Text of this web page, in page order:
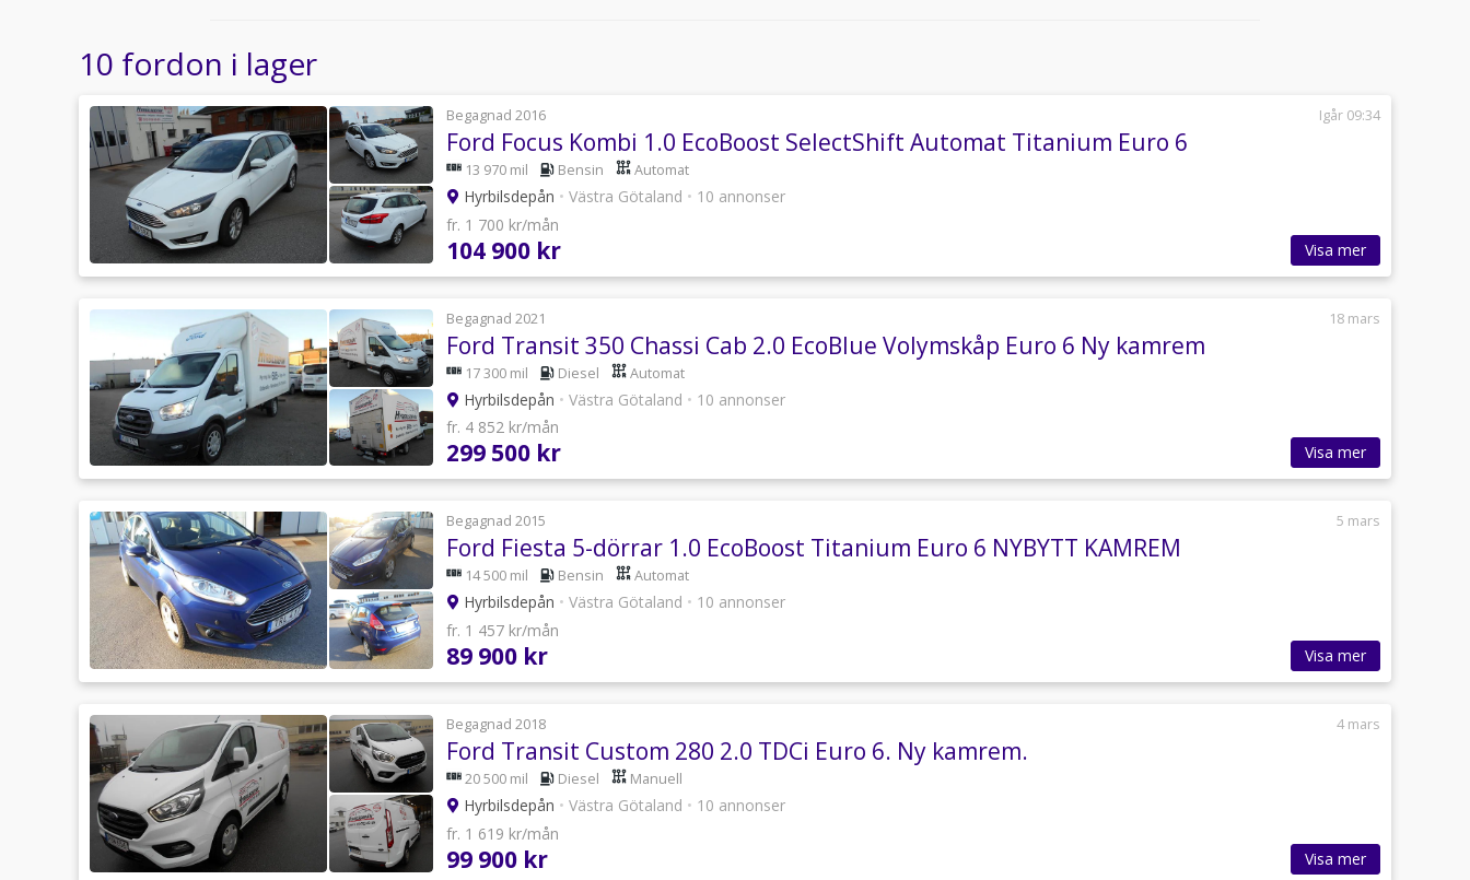
10 fordon i lager
Begagnad 2016 Igår 09:34
Ford Focus Kombi 1.0 EcoBoost SelectShift Automat Titanium Euro 6
13 970 mil Bensin Automat
Hyrbilsdepån • Västra Götaland • 10 annonser
fr. 1 700 kr/mån
104 900 kr Visa mer
Begagnad 2021 18 mars
Ford Transit 350 Chassi Cab 2.0 EcoBlue Volymskåp Euro 6 Ny kamrem
17 300 mil Diesel Automat
Hyrbilsdepån • Västra Götaland • 10 annonser
fr. 4 852 kr/mån
299 500 kr Visa mer
Begagnad 2015 5 mars
Ford Fiesta 5-dörrar 1.0 EcoBoost Titanium Euro 6 NYBYTT KAMREM
14 500 mil Bensin Automat
Hyrbilsdepån • Västra Götaland • 10 annonser
fr. 1 457 kr/mån
89 900 kr Visa mer
Begagnad 2018 4 mars
Ford Transit Custom 280 2.0 TDCi Euro 6. Ny kamrem.
20 500 mil Diesel Manuell
Hyrbilsdepån • Västra Götaland • 10 annonser
fr. 1 619 kr/mån
99 900 kr Visa mer